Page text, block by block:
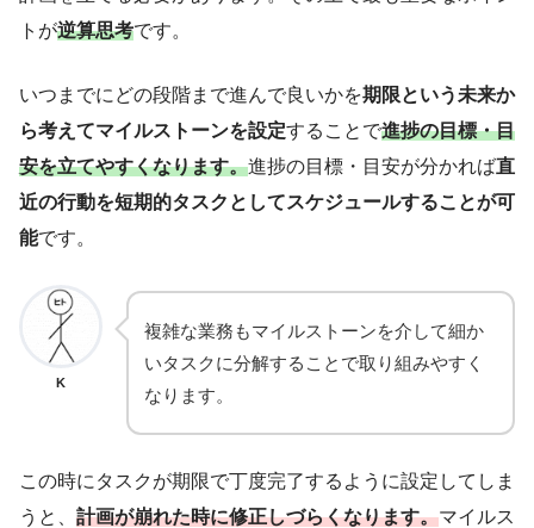
トが逆算思考です。
いつまでにどの段階まで進んで良いかを期限という未来か
ら考えてマイルストーンを設定することで進捗の目標・目
安を立てやすくなります。進捗の目標・目安が分かれば直
近の行動を短期的タスクとしてスケジュールすることが可
能です。
K
複雑な業務もマイルストーンを介して細か
いタスクに分解することで取り組みやすく
なります。
この時にタスクが期限で丁度完了するように設定してしま
うと、 計画が崩れた時に修正しづらくなります。マイルス